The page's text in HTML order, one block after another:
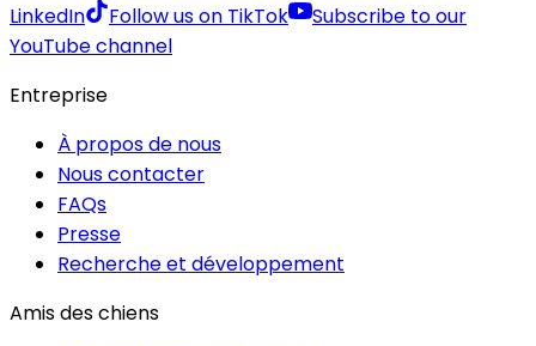
LinkedIn
Follow us on TikTok
Subscribe to our
YouTube channel
Entreprise
À propos de nous
Nous contacter
FAQs
Presse
Recherche et développement
Amis des chiens